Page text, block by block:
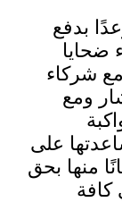
بدفع
ضحايا
شركاء
ومع
على
منها بحق
كافة